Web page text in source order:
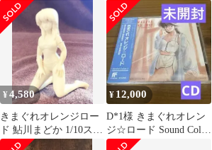
（RED HAT）/高田明
美 鮎川まどか
ルスタンド 未使用
③
¥4,580
きまぐれオレンジロー
ド 鮎川まどか 1/10スケ
ール ガレージキット
¥ 12,000
D*1様 きまぐれオレン
ジ☆ロード Sound Color
1 CD 未開封